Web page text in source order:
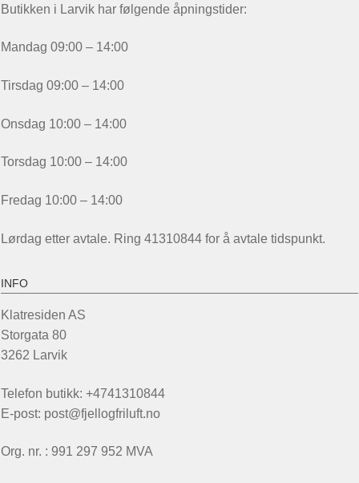
Butikken i Larvik har følgende åpningstider:
Mandag 09:00 – 14:00
Tirsdag 09:00 – 14:00
Onsdag 10:00 – 14:00
Torsdag 10:00 – 14:00
Fredag 10:00 – 14:00
Lørdag etter avtale. Ring 41310844 for å avtale tidspunkt.
INFO
Klatresiden AS
Storgata 80
3262 Larvik
Telefon butikk: +4741310844
E-post: post@fjellogfriluft.no
Org. nr. : 991 297 952 MVA